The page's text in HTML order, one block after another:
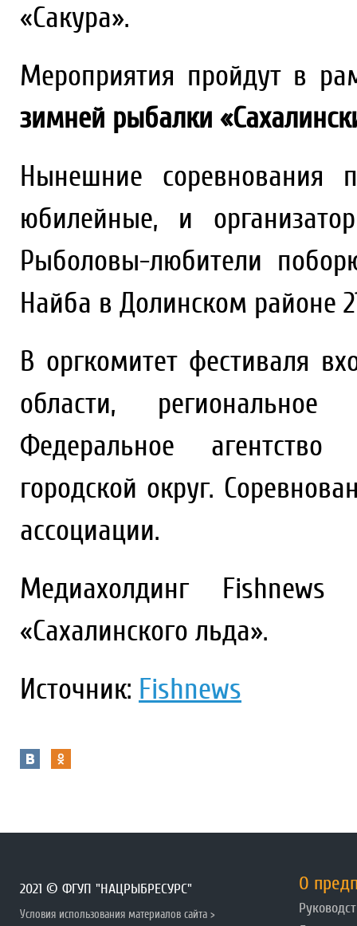
«Сакура».
Мероприятия пройдут в
зимней рыбалки
Нынешние
юбилейные, и
Рыболовы-любители
Найба в Долинском районе
В оргкомитет фестиваля
области,
Федеральное
городской округ.
ассоциации.
Медиахолдинг
«Сахалинского льда».
Источник: Fishnews
2021 © ФГУП "НАЦРЫБРЕСУРС"
Условия использования материалов сайта >
О